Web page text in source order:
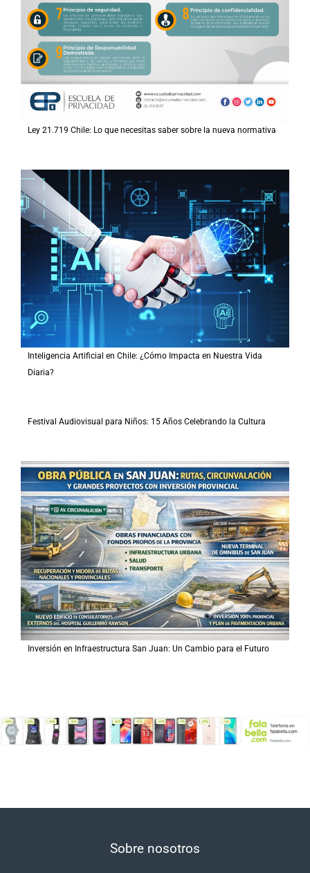
Ley 21.719 Chile: Lo que necesitas saber sobre la nueva normativa
Inteligencia Artificial en Chile: ¿Cómo Impacta en Nuestra Vida
Diaria?
Festival Audiovisual para Niños: 15 Años Celebrando la Cultura
Inversión en Infraestructura San Juan: Un Cambio para el Futuro
Sobre nosotros